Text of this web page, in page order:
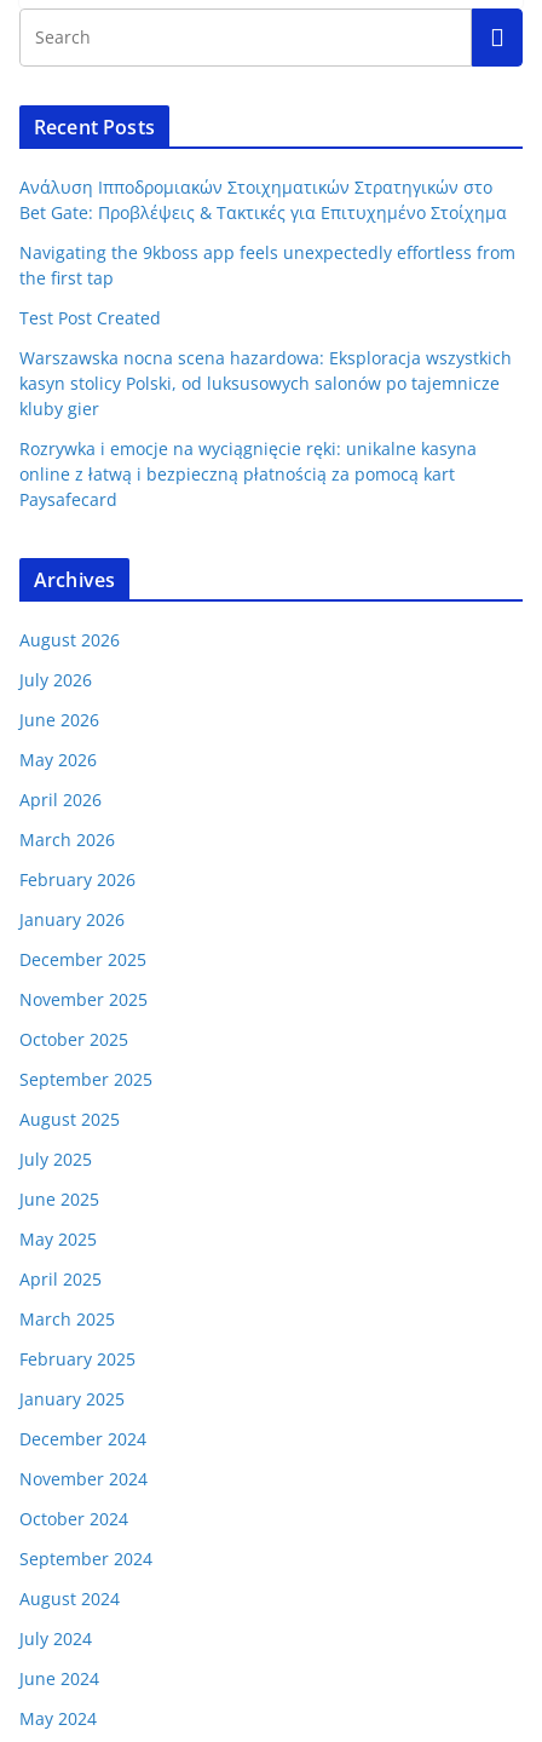
Recent Posts
Ανάλυση Ιπποδρομιακών Στοιχηματικών Στρατηγικών στο
Bet Gate: Προβλέψεις & Τακτικές για Επιτυχημένο Στοίχημα
Navigating the 9kboss app feels unexpectedly effortless from
the first tap
Test Post Created
Warszawska nocna scena hazardowa: Eksploracja wszystkich
kasyn stolicy Polski, od luksusowych salonów po tajemnicze
kluby gier
Rozrywka i emocje na wyciągnięcie ręki: unikalne kasyna
online z łatwą i bezpieczną płatnością za pomocą kart
Paysafecard
Archives
August 2026
July 2026
June 2026
May 2026
April 2026
March 2026
February 2026
January 2026
December 2025
November 2025
October 2025
September 2025
August 2025
July 2025
June 2025
May 2025
April 2025
March 2025
February 2025
January 2025
December 2024
November 2024
October 2024
September 2024
August 2024
July 2024
June 2024
May 2024